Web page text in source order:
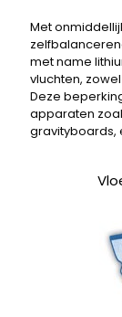
Met
met name
vluchten,
Deze
apparaten
gravityboards,